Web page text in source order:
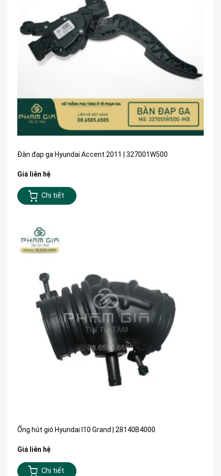
Đàn đạp ga Hyundai Accent 2011 | 327001W500
Giá liên hệ
Chi tiết
Ống hút gió Hyundai I10 Grand | 28140B4000
Giá liên hệ
Chi tiết